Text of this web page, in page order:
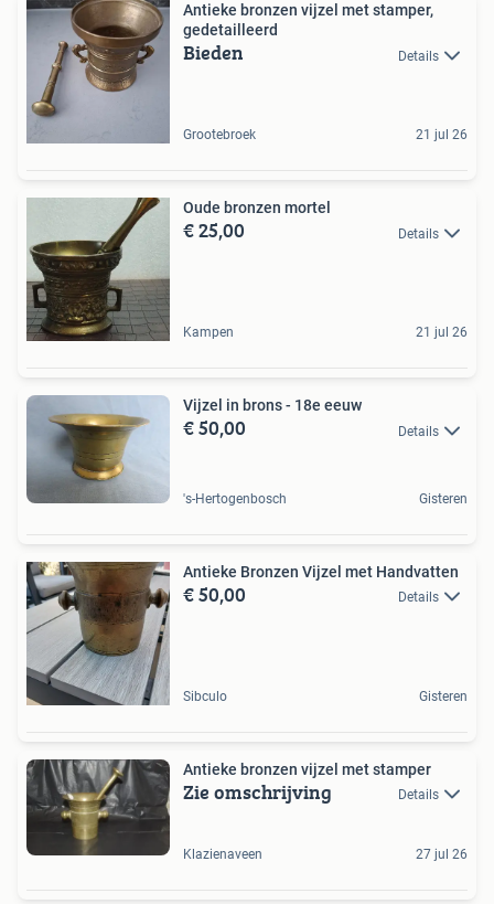
Antieke bronzen vijzel met stamper,
gedetailleerd
Bieden Details
Grootebroek 21 jul 26
Oude bronzen mortel
€ 25,00 Details
Kampen 21 jul 26
Vijzel in brons - 18e eeuw
€ 50,00 Details
's-Hertogenbosch Gisteren
Antieke Bronzen Vijzel met Handvatten
€ 50,00 Details
Sibculo Gisteren
Antieke bronzen vijzel met stamper
Zie omschrijving Details
Klazienaveen 27 jul 26